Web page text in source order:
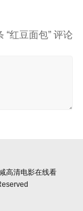
“红豆面包” 评论
高清电影在线看